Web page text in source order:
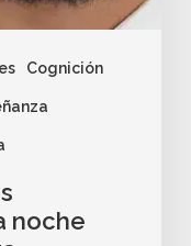
Cognición
noche